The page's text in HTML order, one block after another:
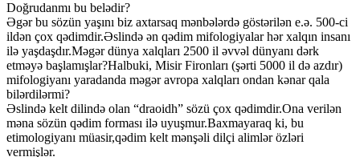
Doğrudanmı bu belədir?
Əgər bu sözün yaşını biz axtarsaq mənbələrdə göstərilən e.ə. 500-ci
ildən çox qədimdir.Əslində ən qədim mifologiyalar hər xalqın insanı
ilə yaşdaşdır.Məgər dünya xalqları 2500 il əvvəl dünyanı dərk
etməyə başlamışlar?Halbuki, Misir Fironları (şərti 5000 il də azdır)
mifologiyanı yaradanda məgər avropa xalqları ondan kənar qala
bilərdilərmi?
Əslində kelt dilində olan “draoidh” sözü çox qədimdir.Ona verilən
məna sözün qədim forması ilə uyuşmur.Baxmayaraq ki, bu
etimologiyanı müasir,qədim kelt mənşəli dilçi alimlər özləri
vermişlər.